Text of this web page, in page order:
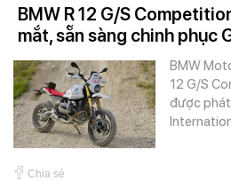
BMW R 12 G/S
mắt, sẵn sàng chinh phục
BMW
12 G/S
được
Chia sẻ